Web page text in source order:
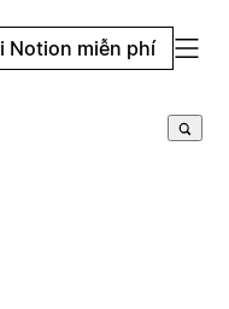
Notion miễn phí